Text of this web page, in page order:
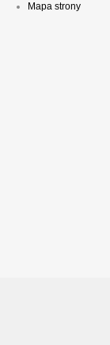
Mapa strony